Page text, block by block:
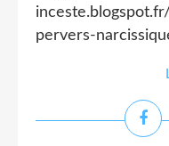
pervers-